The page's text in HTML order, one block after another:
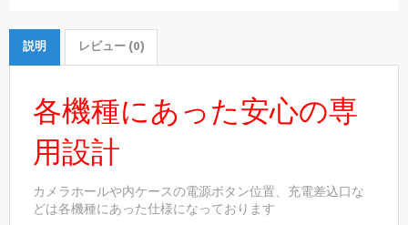
説明 レビュー (0)
各機種にあった安心の専
用設計
カメラホールや内ケースの電源ボタン位置、充電差込口な
どは各機種にあった仕様になっております